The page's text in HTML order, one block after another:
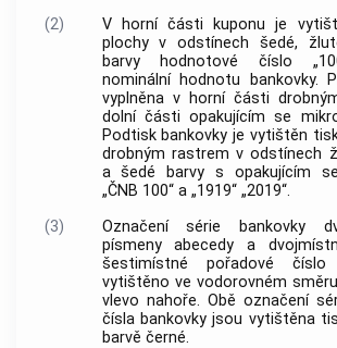
(2)
V horní části kuponu je
plochy v odstínech šedé,
barvy hodnotové číslo
nominální hodnotu bankovky.
vyplněna v horní části
dolní části opakujícím se
Podtisk bankovky je vytištěn
drobným rastrem v odstínech
a šedé barvy s opakujícím
„ČNB 100“ a „1919“ „2019“.
(3)
Označení série bankovky
písmeny abecedy a
šestimístné pořadové
vytištěno ve vodorovném
vlevo nahoře. Obě označení
čísla bankovky jsou vytištěna
barvě černé.